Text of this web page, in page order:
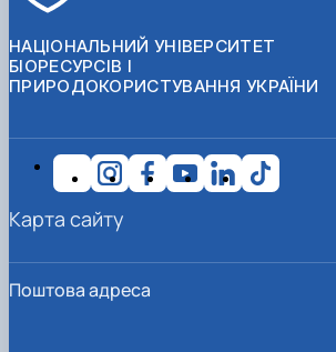
НАЦІОНАЛЬНИЙ УНІВЕРСИТЕТ
БІОРЕСУРСІВ І
ПРИРОДОКОРИСТУВАННЯ УКРАЇНИ
Поштова адреса
Карта сайту